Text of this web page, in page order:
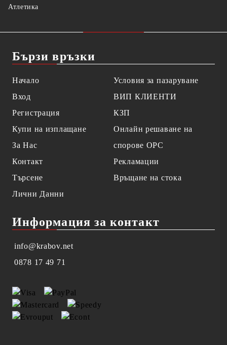
Атлетика
Бързи връзки
Начало
Вход
Регистрация
Купи на изплащане
За Нас
Контакт
Търсене
Лични Данни
Условия за пазаруване
ВИП КЛИЕНТИ
КЗП
Онлайн решаване на
спорове OPC
Рекламации
Връщане на стока
Информация за контакт
info@krabov.net
0878 17 49 71